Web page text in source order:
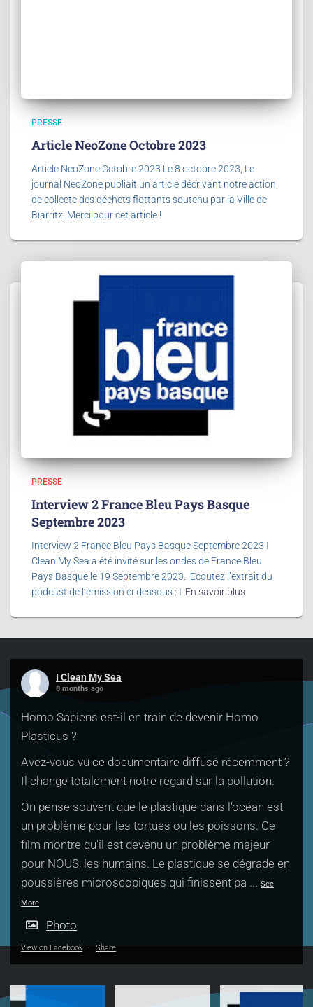
PRESSE
Article NeoZone Octobre 2023
Article NeoZone Octobre 2023 Le 8 octobre 2023, Le
journal NeoZone publiait un article décrivant notre action
de collecte des déchets flottants soutenu par la Ville de
Biarritz. Merci pour cet article !
PRESSE
Interview 2 France Bleu Pays Basque
Septembre 2023​
Interview 2 France Bleu Pays Basque Septembre 2023 I
Clean My Sea a été invité sur les ondes de France Bleu
Pays Basque le 19 Septembre 2023. Ecoutez l’extrait du
podcast de l’émission ci-dessous : I En savoir plus
I Clean My Sea
8 months ago
Homo Sapiens est-il en train de devenir Homo
Plasticus ?
Avez-vous vu ce documentaire diffusé récemment ?
Il change totalement notre regard sur la pollution.
On pense souvent que le plastique dans l'océan est
un problème pour les tortues ou les poissons. Ce
film montre qu'il est devenu un problème majeur
pour NOUS, les humains. Le plastique se dégrade en
poussières microscopiques qui finissent pa ... See
More
Photo
View on Facebook · Share